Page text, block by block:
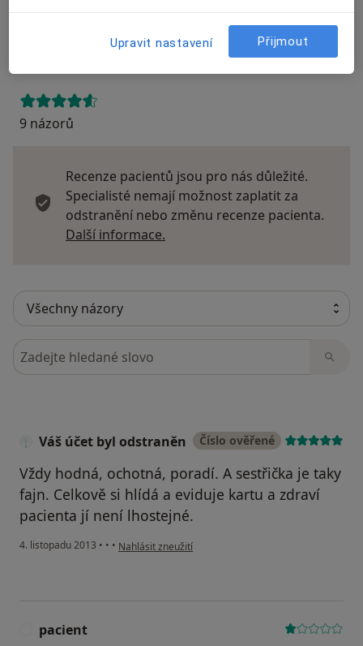
Přidejte svůj názor
9 názorů
Recenze pacientů jsou pro nás důležité.
Specialisté nemají možnost zaplatit za
odstranění nebo změnu recenze pacienta.
Další informace.
Hledejte v názorech
Váš účet byl odstraněn Číslo ověřené
Vždy hodná, ochotná, poradí. A sestřička je taky
fajn. Celkově si hlídá a eviduje kartu a zdraví
pacienta jí není lhostejné.
4. listopadu 2013 • • • podle názoru uživatele Váš účet byl odstraněn
Nahlásit zneužití
pacient
Upravit nastavení Přijmout